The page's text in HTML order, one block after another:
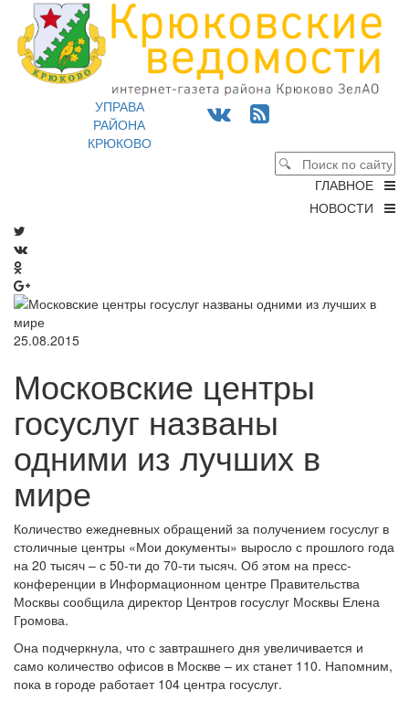
УПРАВА
РАЙОНА
КРЮКОВО
ГЛАВНОЕ
НОВОСТИ
25.08.2015
Московские центры
госуслуг названы
одними из лучших в
мире
Количество ежедневных обращений за получением госуслуг в
столичные центры «Мои документы» выросло с прошлого года
на 20 тысяч – с 50-ти до 70-ти тысяч. Об этом на пресс-
конференции в Информационном центре Правительства
Москвы сообщила директор Центров госуслуг Москвы Елена
Громова.
Она подчеркнула, что с завтрашнего дня увеличивается и
само количество офисов в Москве – их станет 110. Напомним,
пока в городе работает 104 центра госуслуг.